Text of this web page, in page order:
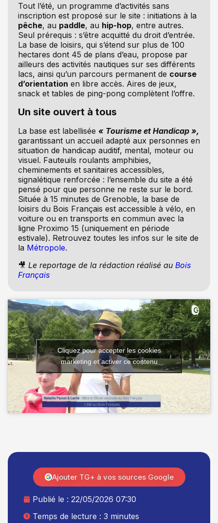
Tout l’été, un programme d’activités sans
inscription est proposé sur le site : initiations à la
pêche, au paddle, au hip-hop, entre autres.
Seul prérequis : s’être acquitté du droit d’entrée.
La base de loisirs, qui s’étend sur plus de 100
hectares dont 45 de plans d’eau, propose par
ailleurs des activités nautiques sur ses différents
lacs, ainsi qu’un parcours permanent de course
d’orientation en libre accès. Aires de jeux,
snack et tables de ping-pong complètent l’offre.
Un site ouvert à tous
La base est labellisée « Tourisme et Handicap »,
garantissant un accueil adapté aux personnes en
situation de handicap auditif, mental, moteur ou
visuel. Fauteuils roulants amphibies,
cheminements et sanitaires accessibles,
signalétique renforcée : l’ensemble du site a été
pensé pour que personne ne reste sur le bord.
Située à 15 minutes de Grenoble, la base de
loisirs du Bois Français est accessible à vélo, en
voiture ou en transports en commun avec la
ligne Proximo 15 (uniquement en période
estivale). Retrouvez toutes les infos sur le site de
la Métropole.
🎥 Le reportage de la rédaction réalisé au Bois
Français
Cliquez pour accepter les cookies
marketing et activer ce contenu
Publié le : 22/05/2026 07:30
Temps de lecture : 3 minutes
Ajouter TG+ à vos sources Google